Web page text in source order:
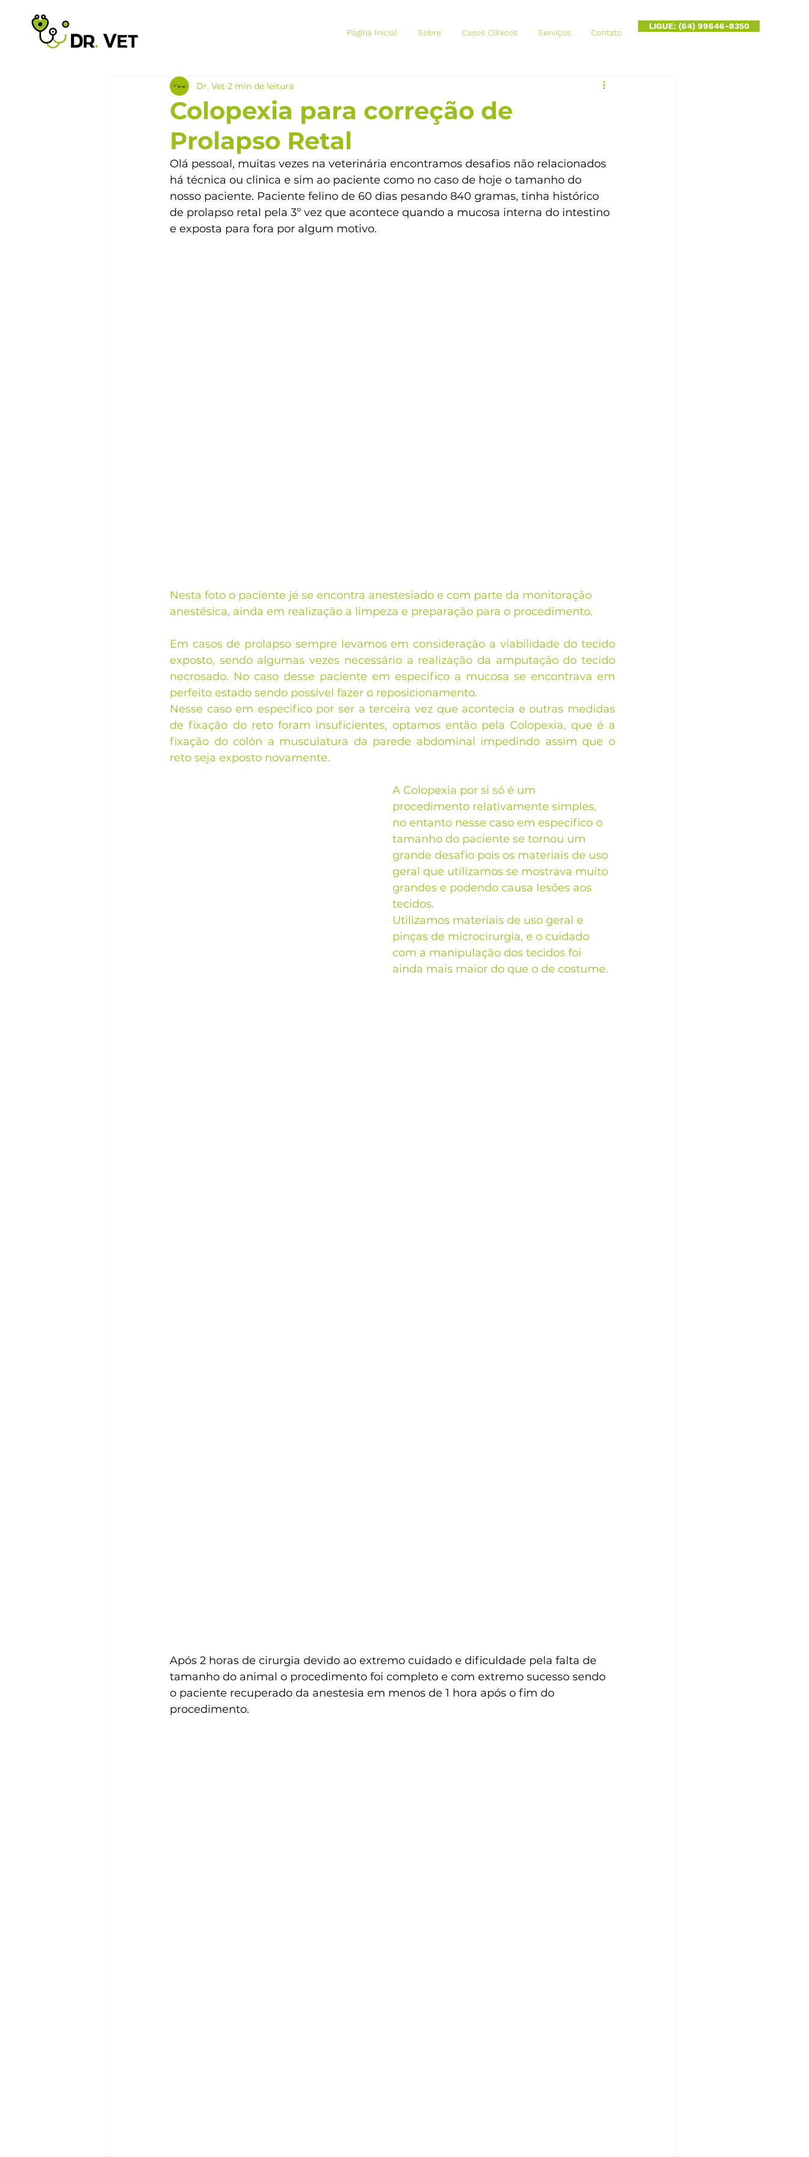
LIGUE: (64) 99646-8350
Página Inicial Sobre Casos Clínicos Serviços Contato
Colopexia para correção de
Prolapso Retal
Dr. Vet 2 min de leitura
Olá pessoal, muitas vezes na veterinária encontramos desafios não relacionados
há técnica ou clinica e sim ao paciente como no caso de hoje o tamanho do
nosso paciente. Paciente felino de 60 dias pesando 840 gramas, tinha histórico
de prolapso retal pela 3º vez que acontece quando a mucosa interna do intestino
e exposta para fora por algum motivo.
Nesta foto o paciente jé se encontra anestesiado e com parte da monitoração
anestésica, ainda em realização a limpeza e preparação para o procedimento.
Em casos de prolapso sempre levamos em consideração a viabilidade do tecido
exposto, sendo algumas vezes necessário a realização da amputação do tecido
necrosado. No caso desse paciente em especifico a mucosa se encontrava em
perfeito estado sendo possível fazer o reposicionamento.
Nesse caso em especifico por ser a terceira vez que acontecia e outras medidas
de fixação do reto foram insuficientes, optamos então pela Colopexia, que é a
fixação do colón a musculatura da parede abdominal impedindo assim que o
reto seja exposto novamente.
A Colopexia por si só é um
procedimento relativamente simples,
no entanto nesse caso em especifico o
tamanho do paciente se tornou um
grande desafio pois os materiais de uso
geral que utilizamos se mostrava muito
grandes e podendo causa lesões aos
tecidos.
Utilizamos materiais de uso geral e
pinças de microcirurgia, e o cuidado
com a manipulação dos tecidos foi
ainda mais maior do que o de costume.
Após 2 horas de cirurgia devido ao extremo cuidado e dificuldade pela falta de
tamanho do animal o procedimento foi completo e com extremo sucesso sendo
o paciente recuperado da anestesia em menos de 1 hora após o fim do
procedimento.